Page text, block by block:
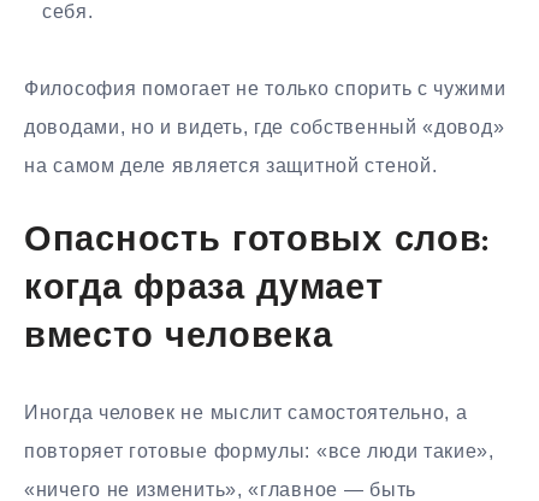
себя.
Философия помогает не только спорить с чужими
доводами, но и видеть, где собственный «довод»
на самом деле является защитной стеной.
Опасность готовых слов:
когда фраза думает
вместо человека
Иногда человек не мыслит самостоятельно, а
повторяет готовые формулы: «все люди такие»,
«ничего не изменить», «главное — быть